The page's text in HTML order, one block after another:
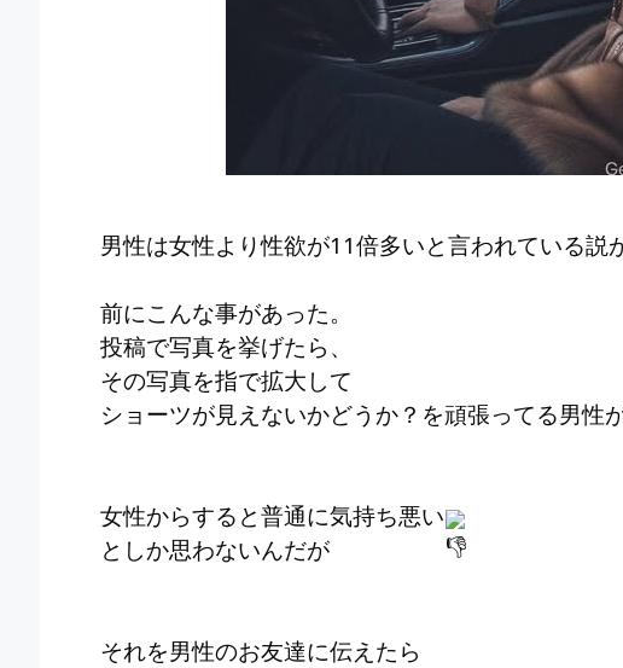
男性は女性より性欲が11倍多いと言われている説
前にこんな事があった。
投稿で写真を挙げたら、
その写真を指で拡大して
ショーツが見えないかどうか？を頑張ってる男性
女性からすると普通に気持ち悪い
としか思わないんだが
それを男性のお友達に伝えたら